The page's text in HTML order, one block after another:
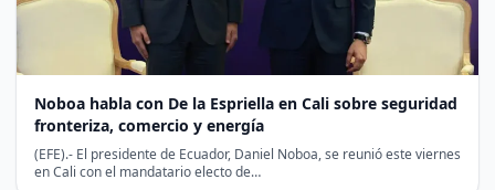
Noboa habla con De la Espriella en Cali sobre seguridad
fronteriza, comercio y energía
(EFE).- El presidente de Ecuador, Daniel Noboa, se reunió este viernes
en Cali con el mandatario electo de…